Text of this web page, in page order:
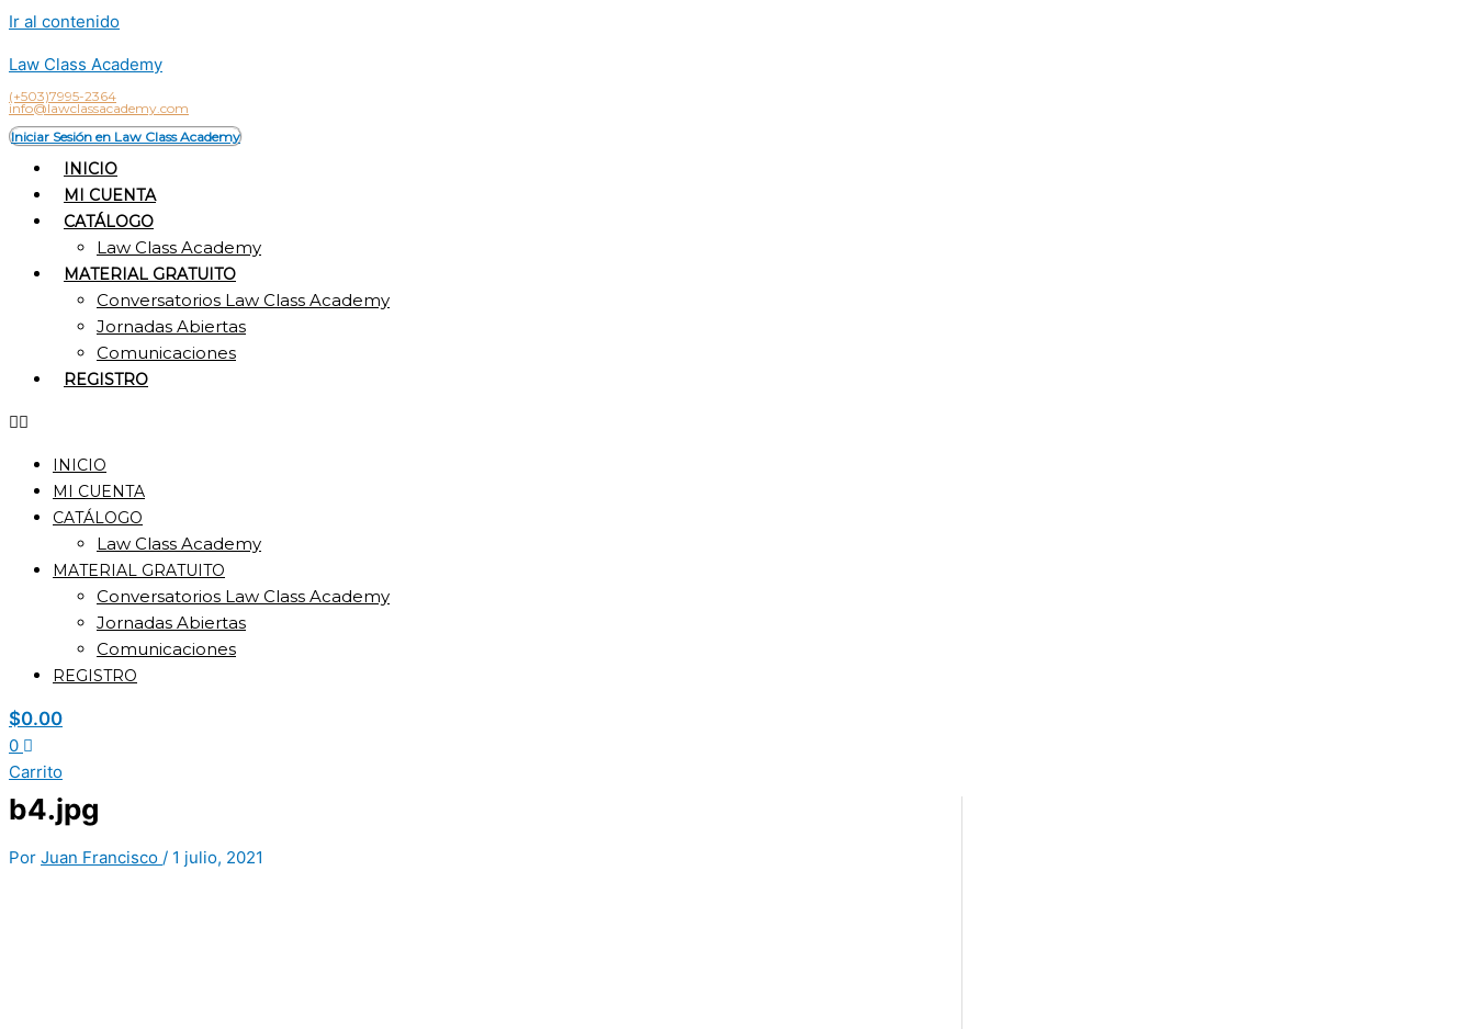
Ir al contenido
Law Class Academy
(+503)7995-2364
info@lawclassacademy.com
Iniciar Sesión en Law Class Academy
INICIO
MI CUENTA
CATÁLOGO
Law Class Academy
MATERIAL GRATUITO
Conversatorios Law Class Academy
Jornadas Abiertas
Comunicaciones
REGISTRO
INICIO
MI CUENTA
CATÁLOGO
Law Class Academy
MATERIAL GRATUITO
Conversatorios Law Class Academy
Jornadas Abiertas
Comunicaciones
REGISTRO
$0.00
0
Carrito
b4.jpg
Por Juan Francisco / 1 julio, 2021